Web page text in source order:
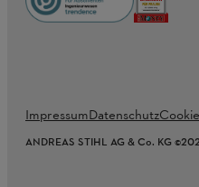
ImpressumDatenschutz
ANDREAS STIHL AG & Co. KG